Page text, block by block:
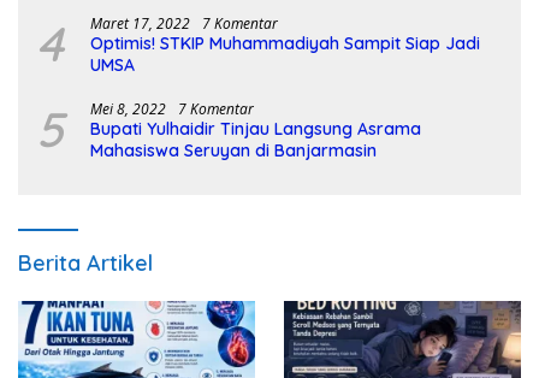
4 Maret 17, 2022 7 Komentar
Optimis! STKIP Muhammadiyah Sampit Siap Jadi
UMSA
5 Mei 8, 2022 7 Komentar
Bupati Yulhaidir Tinjau Langsung Asrama
Mahasiswa Seruyan di Banjarmasin
Berita Artikel